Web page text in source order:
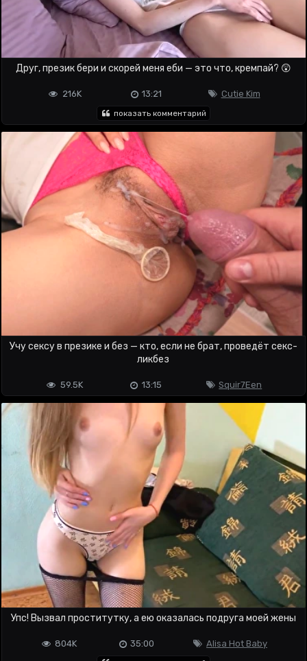
Друг, презик бери и скорей меня еби — это что, кремпай? 😲
Cutie Kim
13:21
216K
показать комментарий
Учу сексу в презике и без — кто, если не брат, проведёт секс-
ликбез
Squir7Een
13:15
59.5K
Упс! Вызвал проститутку, а ею оказалась подруга моей жены
Alisa Hot Baby
35:00
804K